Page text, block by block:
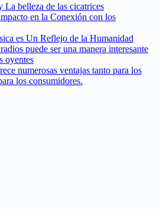
belleza de las cicatrices
en la Conexión con los
es Un Reflejo de la Humanidad
puede ser una manera interesante
oyentes
numerosas ventajas tanto para los
los consumidores.